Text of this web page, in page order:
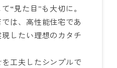
“見た目”も大切に。
は、高性能住宅であ
したい理想のカタチ
工夫したシンプルで